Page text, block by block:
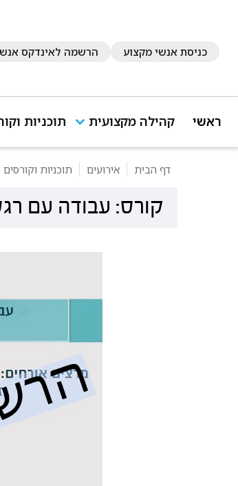
כניסת אנשי מקצוע הרשמה לאינדקס
ראשי קהילה מקצועית תוכניות
דף הבית אירועים תוכניות וקורסים
קורס: עבודה עם